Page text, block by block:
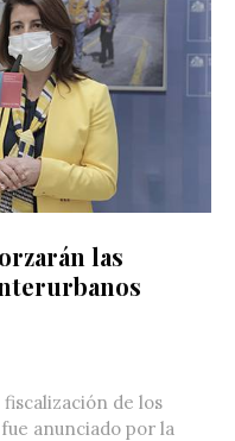
las
de los
anunciado por la